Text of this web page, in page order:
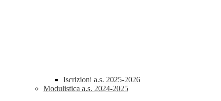
Iscrizioni a.s. 2025-2026
Modulistica a.s. 2024-2025